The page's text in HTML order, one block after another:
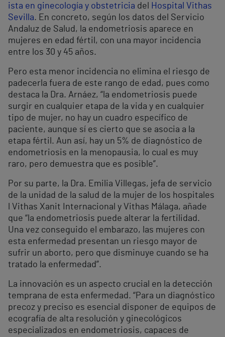
ista en ginecología y obstetricia del
Hospital Vithas
Sevilla. En concreto, según los datos del Servicio
Andaluz de Salud, la endometriosis aparece en
mujeres en edad fértil, con una mayor incidencia
entre los 30 y 45 años.
Pero esta menor incidencia no elimina el riesgo de
padecerla fuera de este rango de edad, pues como
destaca la Dra. Arnáez, “la endometriosis puede
surgir en cualquier etapa de la vida y en cualquier
tipo de mujer, no hay un cuadro específico de
paciente, aunque sí es cierto que se asocia a la
etapa fértil. Aun así, hay un 5% de diagnóstico de
endometriosis en la menopausia, lo cual es muy
raro, pero demuestra que es posible”.
Por su parte, la Dra. Emilia Villegas, jefa de servicio
de la unidad de la salud de la mujer de los hospitales
l Vithas Xanit Internacional y Vithas Málaga, añade
que “la endometriosis puede alterar la fertilidad.
Una vez conseguido el embarazo, las mujeres con
esta enfermedad presentan un riesgo mayor de
sufrir un aborto, pero que disminuye cuando se ha
tratado la enfermedad”.
La innovación es un aspecto crucial en la detección
temprana de esta enfermedad. “Para un diagnóstico
precoz y preciso es esencial disponer de equipos de
ecografía de alta resolución y ginecológicos
especializados en endometriosis, capaces de